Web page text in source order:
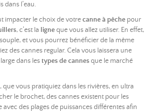
dans l’eau.
impacter le choix de votrecanne à pêche pour
, c’est la ligneque vous allez utiliser. En effet,
et vous pourrez bénéficier de la même
des cannes regular. Cela vous laissera une
dans lestypes de cannesque le marché
que vous pratiquiez dans les rivières, en ultra
le brochet, des cannes existent pour les
avec des plages de puissances différentes afin